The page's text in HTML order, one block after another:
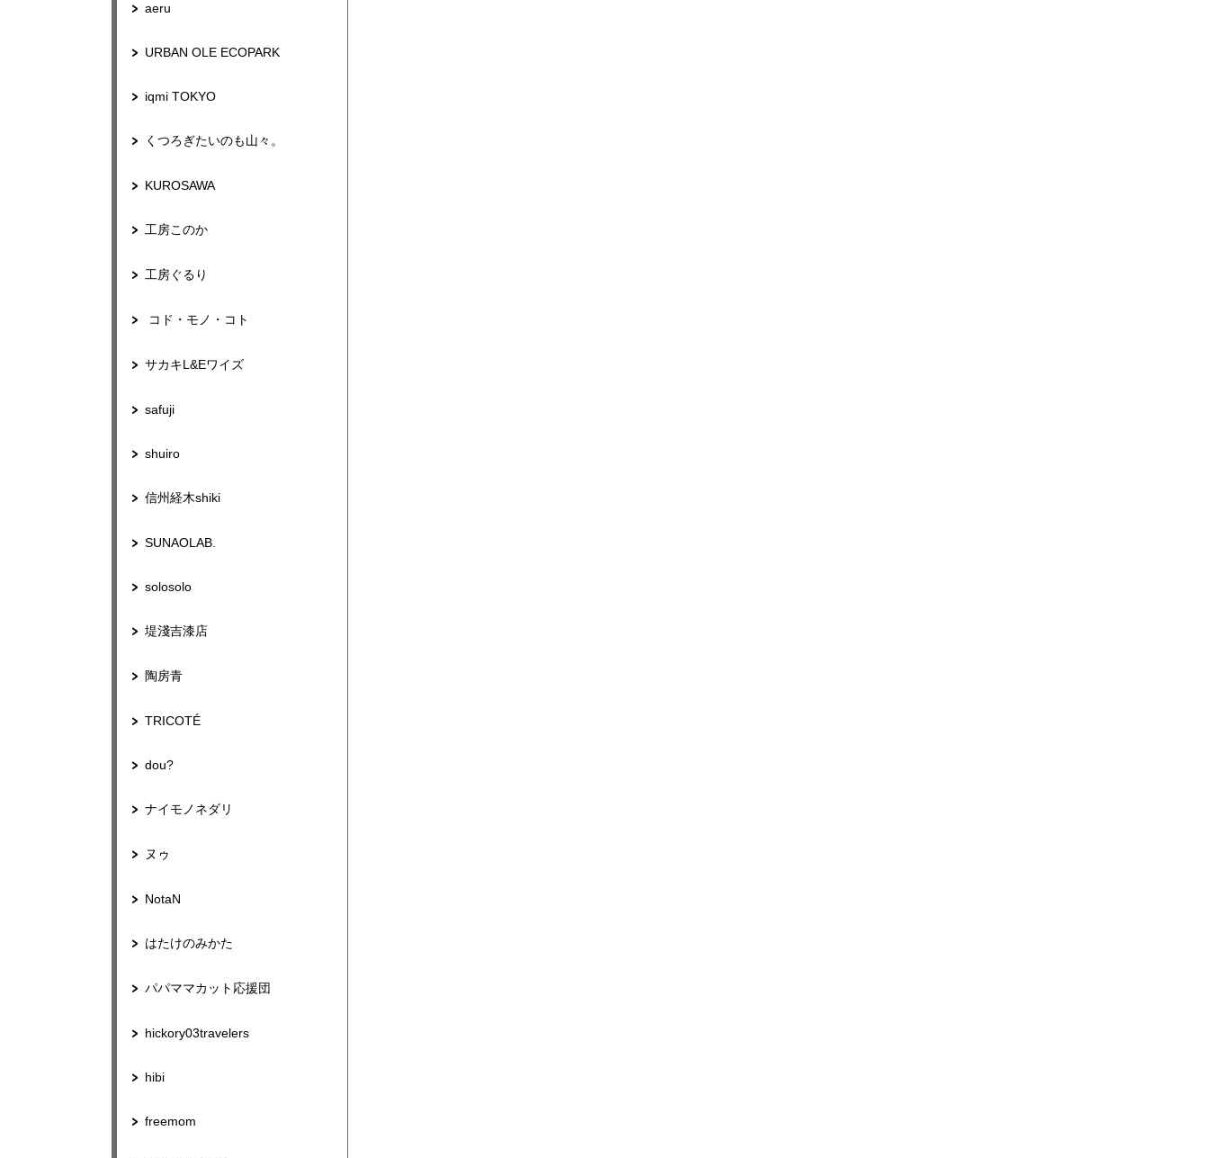
aeru
URBAN OLE ECOPARK
iqmi TOKYO
くつろぎたいのも山々。
KUROSAWA
工房このか
工房ぐるり
コド・モノ・コト
サカキL&Eワイズ
safuji
shuiro
信州経木shiki
SUNAOLAB.
solosolo
堤淺吉漆店
陶房青
TRICOTÉ
dou?
ナイモノネダリ
ヌゥ
NotaN
はたけのみかた
パパママカット応援団
hickory03travelers
hibi
freemom